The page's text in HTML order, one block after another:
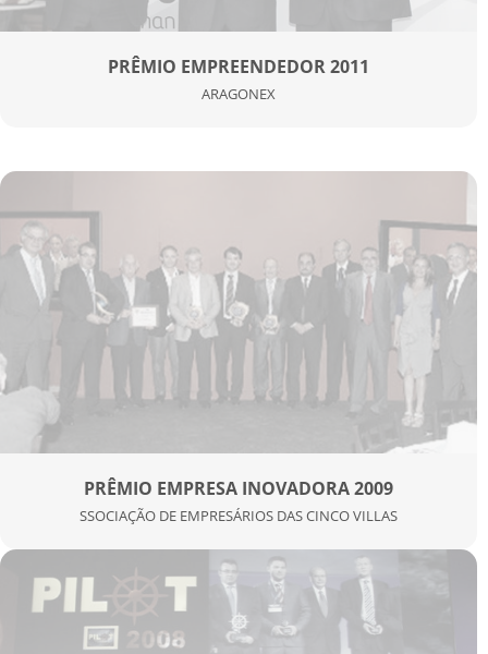
PRÊMIO EMPREENDEDOR 2011
ARAGONEX
PRÊMIO EMPRESA INOVADORA 2009
SSOCIAÇÃO DE EMPRESÁRIOS DAS CINCO VILLAS